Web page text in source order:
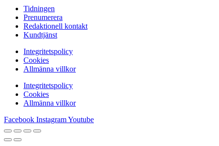
Tidningen
Prenumerera
Redaktionell kontakt
Kundtjänst
Integritetspolicy
Cookies
Allmänna villkor
Integritetspolicy
Cookies
Allmänna villkor
Facebook InstagramYoutube